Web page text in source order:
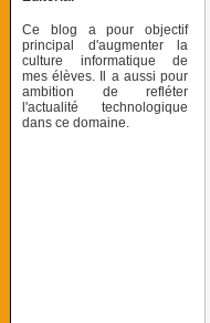
Ce blog a pour objectif
principal d'augmenter la
culture informatique de
mes élèves. Il a aussi pour
ambition de refléter
l'actualité technologique
dans ce domaine.